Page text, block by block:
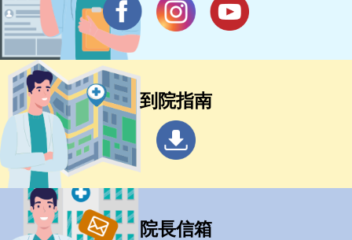
到院指南
院長信箱